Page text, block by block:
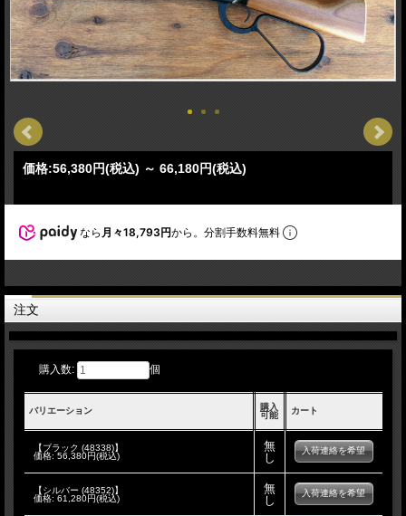
価格:56,380円(税込) ～ 66,180円(税込)
なら 月々18,793円から。分割手数料無料
注文
購入数: 個
バリエーション
購入
可能
カート
【ブラック (48338)】
価格: 56,380円(税込)
無
し
入荷連絡を希望
【シルバー (48352)】
価格: 61,280円(税込)
無
し
入荷連絡を希望